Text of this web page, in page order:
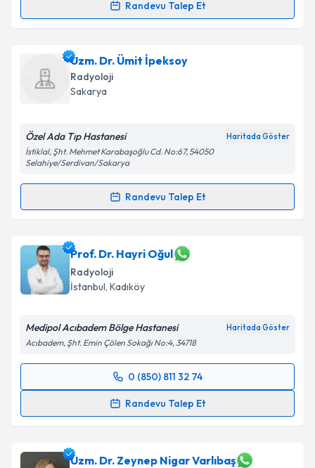
Randevu Talep Et
Randevu Takvimi Talebi
Uzm. Dr. Muzaffer Kurşunoğlu
talebi oluşturun. Size bu uzmandan randevu almanız
için bir takvim hazırlandığında e-posta ile
bilgilendireceğiz.
Kişisel verilerimin işlenmesine ilişkin
Metni'ni okudum ve kişisel verilerimin belirtilen
Takvim Talebini Gönder
Uzm. Dr. Ümit İpeksoy
Radyoloji
Sakarya
Özel Ada Tıp Hastanesi Haritada Göster
İstiklal, Şht. Mehmet Karabaşoğlu Cd. No:67, 54050
Selahiye/Serdivan/Sakarya
Randevu Talep Et
Randevu Takvimi Talebi
Uzm. Dr. Ümit İpeksoyiçin randevu takvimi talebi
oluşturun. Size bu uzmandan randevu almanız için bir
takvim hazırlandığında e-posta ile bilgilendireceğiz.
Kişisel verilerimin işlenmesine ilişkin
Metni'ni okudum ve kişisel verilerimin belirtilen
kapsamda işlenmesini kabul ediyorum.
Prof. Dr. Hayri Oğul
Radyoloji
İstanbul, Kadıköy
Medipol Acıbadem Bölge Hastanesi Haritada Göster
Acıbadem, Şht. Emin Çölen Sokağı No:4, 34718
0 (850) 811 32 74
Randevu Talep Et
Randevu Takvimi Talebi
takvim hazırlandığında e-posta ile bilgilendireceğiz.
Uzm. Dr. Zeynep Nigar Varlıbaş